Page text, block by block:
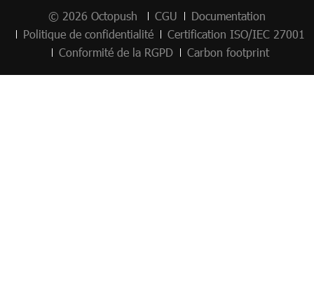
© 2026 Octopush CGU
Documentation
Politique de confidentialité
Certification ISO/IEC 27001
Conformité de la RGPD
Carbon footprint